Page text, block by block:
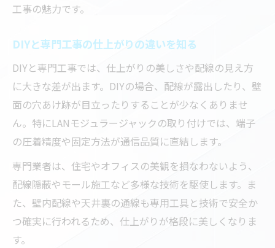
工事の魅力です。
DIYと専門工事の仕上がりの違いを知る
DIYと専門工事では、仕上がりの美しさや配線の見え方
に大きな差が出ます。DIYの場合、配線が露出したり、壁
面の穴あけ跡が目立ったりすることが少なくありませ
ん。特にLANモジュラージャックの取り付けでは、端子
の圧着精度や固定方法が通信品質に直結します。
専門業者は、住宅やオフィスの美観を損なわないよう、
配線隠蔽やモール施工など多様な技術を駆使します。ま
た、壁内配線や天井裏の通線も専用工具と技術で安全か
つ確実に行われるため、仕上がりが格段に美しくなりま
す。